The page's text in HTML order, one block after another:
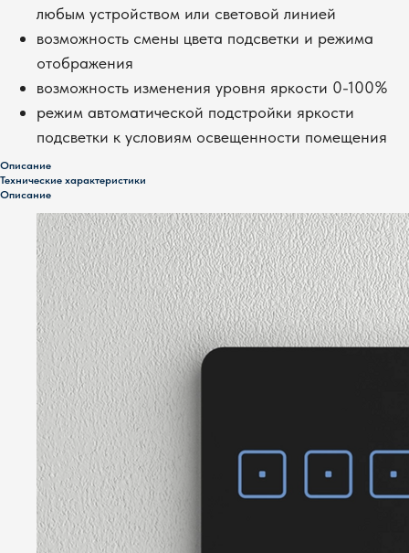
любым устройством или световой линией
возможность смены цвета подсветки и режима
отображения
возможность изменения уровня яркости 0-100%
режим автоматической подстройки яркости
подсветки к условиям освещенности помещения
Описание
Технические характеристики
Описание